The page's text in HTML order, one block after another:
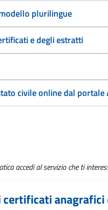
plurilingue
e degli estratti
civile online dal portale
accedi al servizio che ti
certificati